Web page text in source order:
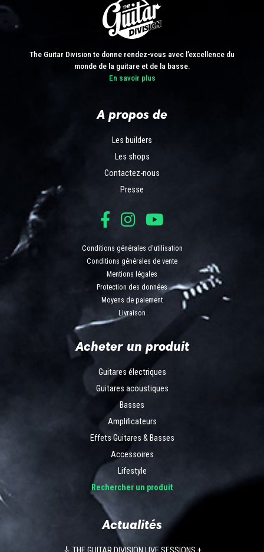
The Guitar Division te donne rendez-vous avec l’excellence du
monde de la guitare et de la basse.
En savoir plus
A propos de
Les builders
Les shops
Contactez-nous
Presse
Conditions générales d'utilisation
Conditions générales de vente
Mentions légales
Protection des données
Moyens de paiement
Livraison
Acheter un produit
Guitares électriques
Guitares acoustiques
Basses
Amplificateurs
Effets Guitares & Basses
Accessoires
Lifestyle
Rechercher un produit
Actualités